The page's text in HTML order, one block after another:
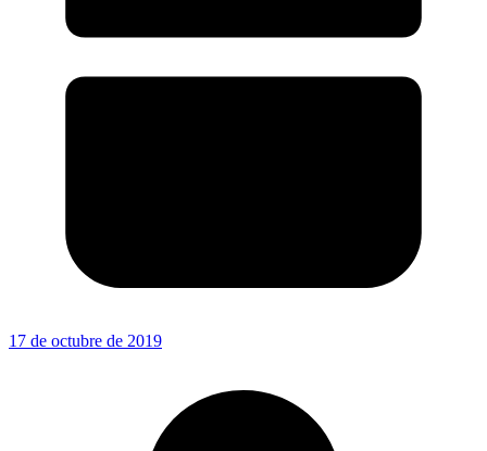
17 de octubre de 2019